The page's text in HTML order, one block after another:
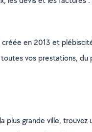
en 2013 et
vos prestations,
grande ville,